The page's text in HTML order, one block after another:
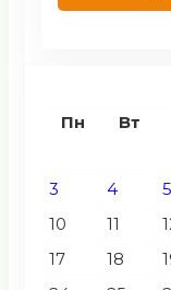
Пн
Вт
3
4 5
10
11
17
18